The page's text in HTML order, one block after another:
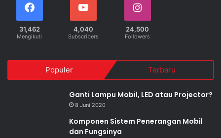
31,462
Mengikuti
4,040
Subscribers
24,500
Followers
Populer Terbaru
Ganti Lampu Mobil, LED atau Projector?
8 Juni 2020
Komponen Sistem Penerangan Mobil
dan Fungsinya